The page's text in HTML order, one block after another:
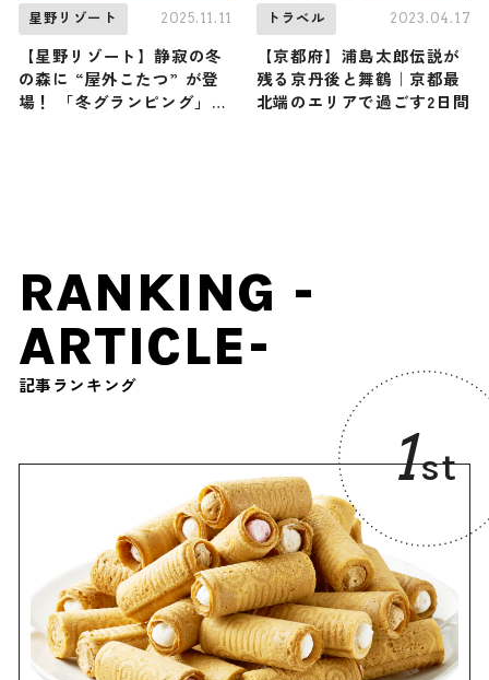
星野リゾート 2025.11.11
【星野リゾート】静寂の冬
の森に “屋外こたつ” が登
場！ 「冬グランピング」で
トラベル 2023.04.17
【京都府】浦島太郎伝説が
残る京丹後と舞鶴｜京都最
北端のエリアで過ごす2日間
RANKING -
ARTICLE-
記事ランキング
1st